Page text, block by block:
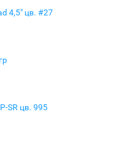
4,5" цв. #27
SR цв. 995